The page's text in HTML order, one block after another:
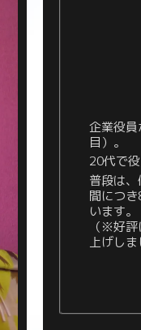
企業役
目）。
20代で
普段は
間につ
います。
（※好
上げしま